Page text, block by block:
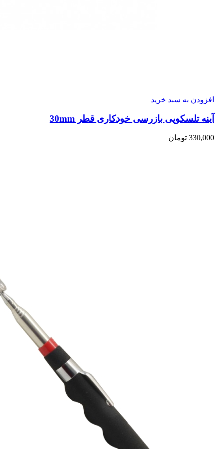
افزودن به سبد خرید
آینه تلسکوپی بازرسی خودکاری قطر 30mm
330,000 تومان